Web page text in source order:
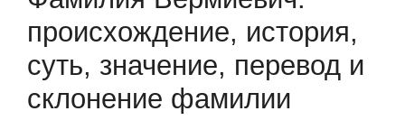
происхождение, история,
суть, значение, перевод и
склонение фамилии